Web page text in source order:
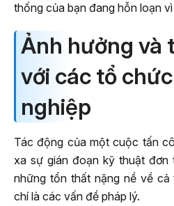
thống của bạn đang hỗn loạn
Ảnh hưởng và
với các tổ
nghiệp
Tác động của một cuộc tấn
xa sự gián đoạn kỹ thuật
những tổn thất nặng nề về
chí là các vấn đề pháp lý.